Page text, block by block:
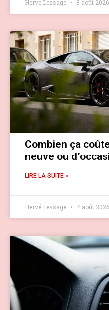
Hervé Lessage 8 août 2026
Combien ça
neuve ou
LIRE LA SUITE »
Hervé Lessage 7 août 2026